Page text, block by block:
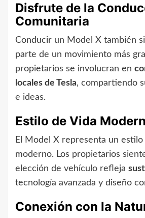
Disfrute de la
Comunitaria
Conducir un Model X también
parte de un movimiento más
propietarios se involucran en
locales de Tesla, compartiendo
e ideas.
Estilo de Vida
El Model X representa un estilo
moderno. Los propietarios
elección de vehículo refleja
tecnología avanzada y diseño
Conexión con la